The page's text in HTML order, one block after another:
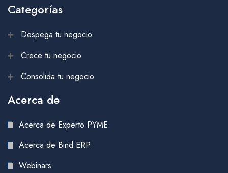
Categorías
Despega tu negocio
Crece tu negocio
Consolida tu negocio
Acerca de
Acerca de Experto PYME
Acerca de Bind ERP
Webinars